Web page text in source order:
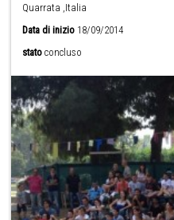
Quarrata ,Italia
Data di inizio 18/09/2014
stato concluso